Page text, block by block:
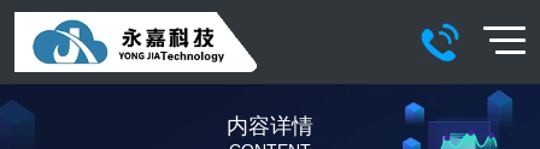
内容详情